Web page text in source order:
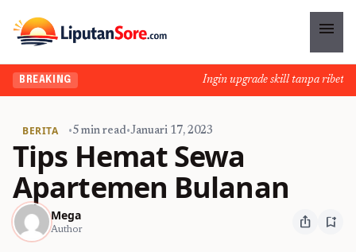
menu
BREAKING Ingin upgrade skill tanpa ribet?
BERITA •5 min read•Januari 17, 2023
Tips Hemat Sewa
Apartemen Bulanan
Mega
Author ios_share bookmark_add